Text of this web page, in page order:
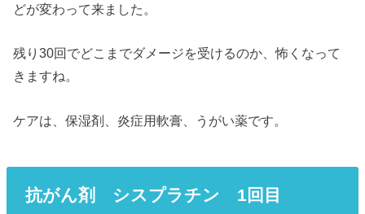
どが変わって来ました。
残り30回でどこまでダメージを受けるのか、怖くなって
きますね。
ケアは、保湿剤、炎症用軟膏、うがい薬です。
抗がん剤 シスプラチン 1回目